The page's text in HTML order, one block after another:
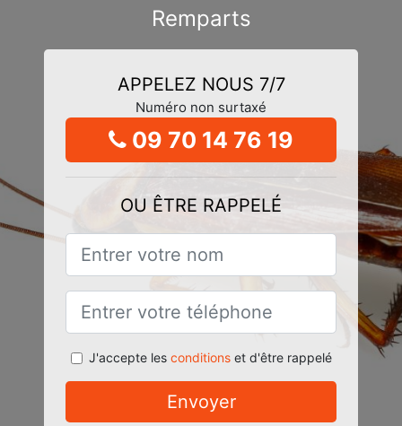
Remparts
APPELEZ NOUS 7/7
Numéro non surtaxé
09 70 14 76 19
OU ÊTRE RAPPELÉ
J'accepte les conditionset d'être rappelé
Envoyer